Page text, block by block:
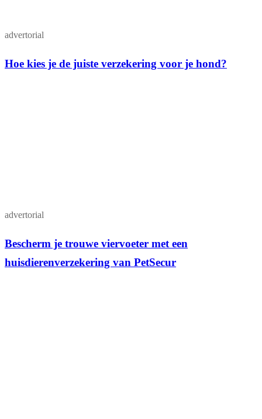
advertorial
Hoe kies je de juiste verzekering voor je hond?
advertorial
Bescherm je trouwe viervoeter met een
huisdierenverzekering van PetSecur